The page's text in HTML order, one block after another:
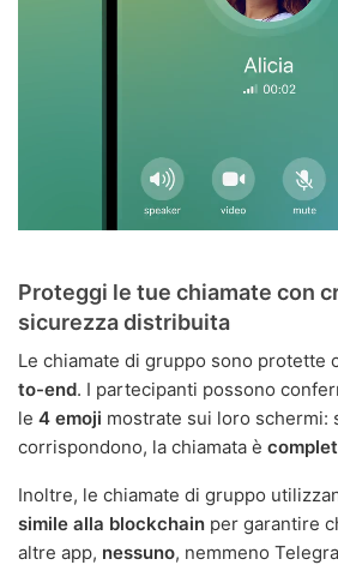
Proteggi le tue chiamate con
sicurezza distribuita
Le chiamate di gruppo sono protette
to-end. I partecipanti possono
le 4 emoji mostrate sui loro schermi:
corrispondono, la chiamata è
Inoltre, le chiamate di gruppo
simile alla blockchain per garantire
altre app, nessuno, nemmeno